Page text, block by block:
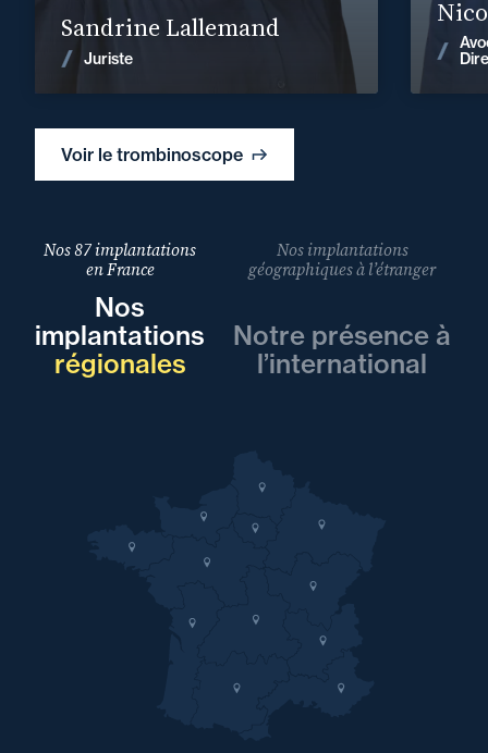
Voir le trombinoscope
Sandrine Lallemand
Juriste
Nos 87 implantations
en France
Nos
implantations
régionales
Nos implantations
géographiques à l’étranger
Notre présence à
l’international